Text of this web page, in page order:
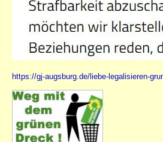
https://gj-augsburg.de/liebe-legalisieren-